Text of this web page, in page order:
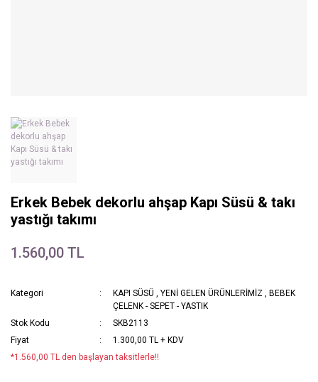
Erkek Bebek dekorlu ahşap Kapı Süsü & takı
yastığı takımı
1.560,00 TL
Kategori KAPI SÜSÜ ,YENİ GELEN ÜRÜNLERİMİZ , BEBEK
ÇELENK - SEPET - YASTIK
Stok Kodu
SKB2113
Fiyat
1.300,00 TL + KDV
*1.560,00 TL den başlayan taksitlerle!!